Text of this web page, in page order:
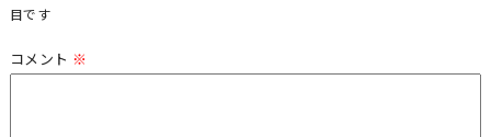
目です
コメント ※